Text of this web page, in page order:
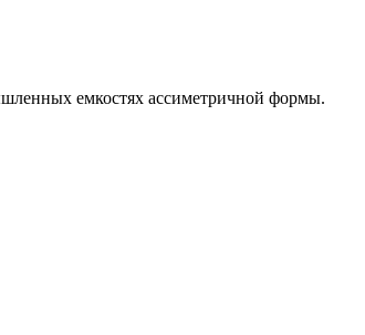
емкостях ассиметричной формы.